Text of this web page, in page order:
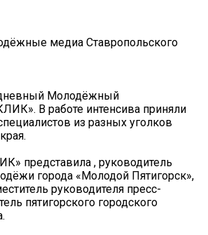
медиа Ставропольского
Молодёжный
В работе интенсива приняли
из разных уголков
представила , руководитель
города «Молодой Пятигорск»,
руководителя пресс-
пятигорского городского